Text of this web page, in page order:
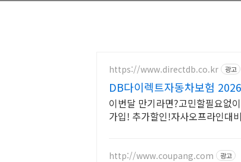
https://www.directdb.co.kr 광고
DB다이렉트자동차보험
이번달 만기라면?고민할필요없
가입! 추가할인!자사오프라인대
http://www.coupang.com 광고